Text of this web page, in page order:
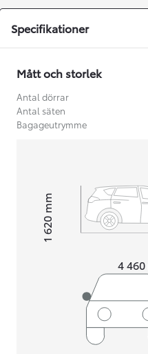
Specifikationer
Mått och storlek
Antal dörrar
Antal säten
Bagageutrymme
4 460
Height1 620
mm